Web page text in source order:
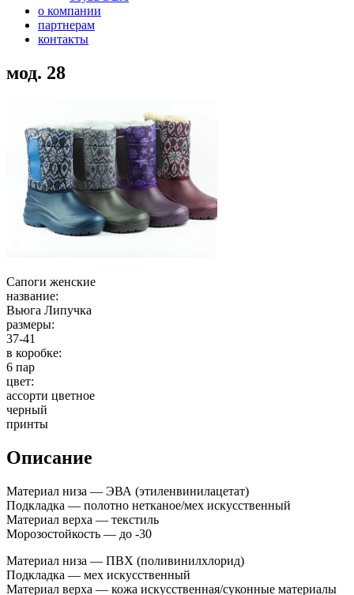
о компании
партнерам
контакты
мод. 28
Сапоги женские
название:
Вьюга Липучка
размеры:
37-41
в коробке:
6 пар
цвет:
ассорти цветное
черный
принты
Описание
Материал низа — ЭВА (этиленвинилацетат)
Подкладка — полотно нетканое/мех искусственный
Материал верха — текстиль
Морозостойкость — до -30
Материал низа — ПВХ (поливинилхлорид)
Подкладка — мех искусственный
Материал верха — кожа искусственная/суконные материалы